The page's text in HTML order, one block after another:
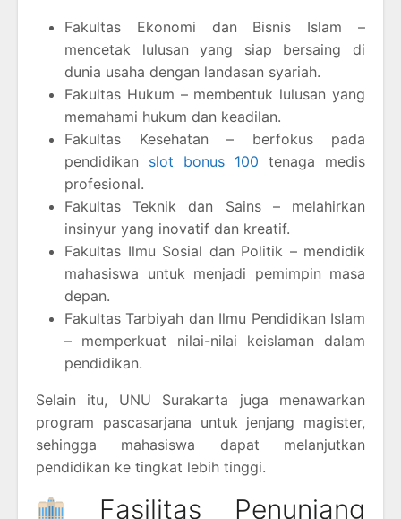
Fakultas Ekonomi dan Bisnis Islam –
mencetak lulusan yang siap bersaing di
dunia usaha dengan landasan syariah.
Fakultas Hukum – membentuk lulusan yang
memahami hukum dan keadilan.
Fakultas Kesehatan – berfokus pada
pendidikan slot bonus 100 tenaga medis
profesional.
Fakultas Teknik dan Sains – melahirkan
insinyur yang inovatif dan kreatif.
Fakultas Ilmu Sosial dan Politik – mendidik
mahasiswa untuk menjadi pemimpin masa
depan.
Fakultas Tarbiyah dan Ilmu Pendidikan Islam
– memperkuat nilai-nilai keislaman dalam
pendidikan.
Selain itu, UNU Surakarta juga menawarkan
program pascasarjana untuk jenjang magister,
sehingga mahasiswa dapat melanjutkan
pendidikan ke tingkat lebih tinggi.
Fasilitas Penunjang